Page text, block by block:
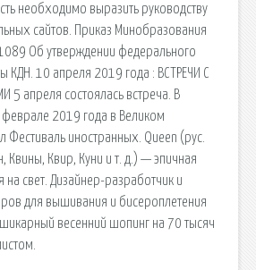
необходимо выразить руководству
сайтов. Приказ Минобразования
Об утверждении федерального
КДН. 10 апреля 2019 года : ВСТРЕЧИ С
5 апреля состоялась встреча. В
2019 года в Великом
иностранных. Queen (рус.
Квины, Квир, Куни и т. д.) — эпичная
на свет. Дизайнер-разработчик и
для вышивания и бисероплетения
весенний шопинг на 70 тысяч